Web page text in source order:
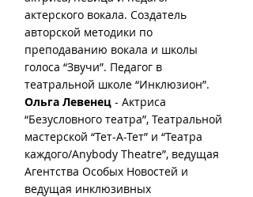
актерского вокала. Создатель
авторской методики по
преподаванию вокала и школы
голоса “Звучи”. Педагог в
театральной школе “Инклюзион”.
Ольга Левенец - Актриса
“Безусловного театра”, Театральной
мастерской “Тет-А-Тет” и “Театра
каждого/Аnybody Theatre”, ведущая
Агентства Особых Новостей и
ведущая инклюзивных